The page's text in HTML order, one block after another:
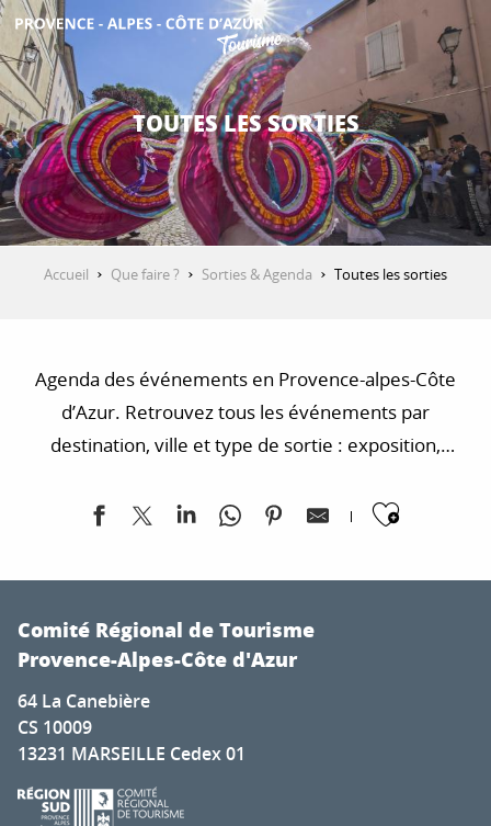
Aller
contenu
principal
DÉCOUVRIR
QUE FAIRE ?
SÉJOURNER
TOUTES LES SORTIES
Accueil Que faire ? Sorties & Agenda Toutes les sorties
Agenda des événements en Provence-alpes-Côte
d’Azur. Retrouvez tous les événements par
destination, ville et type de sortie : exposition,
Balade connectée "Tartarin et Complices"
Visite de ferme pédagogique à l'Esat du Grand Réal à La
Fête de Pramousquier
Animation historique "Colmars au Moyen-Âge"
Le Sauze vous accueille
6ème Festival Godemar
Exposition "Camargue sauvage"
Exposition Photographique
Comité Régional de Tourisme
Provence-Alpes-Côte d'Azur
64 La Canebière
CS 10009
13231 MARSEILLE Cedex 01